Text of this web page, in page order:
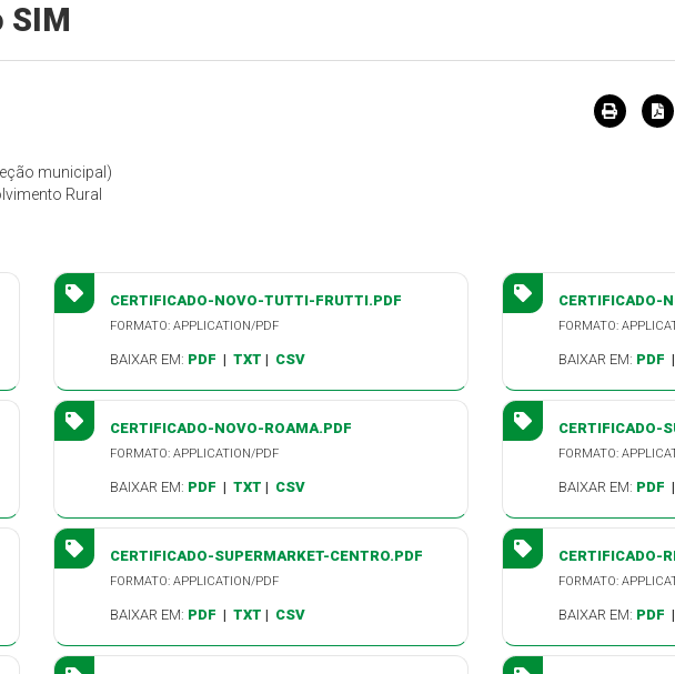
SIM
municipal)
Rural
CERTIFICADO-NOVO-TUTTI-FRUTTI.PDF
FORMATO: APPLICATION/PDF
BAIXAR EM: PDF |TXT | CSV
CERTIFICADO-
FORMATO:
BAIXAR EM: PDF |
CERTIFICADO-NOVO-ROAMA.PDF
FORMATO: APPLICATION/PDF
BAIXAR EM: PDF |TXT | CSV
CERTIFICADO-
FORMATO:
BAIXAR EM: PDF |
CERTIFICADO-SUPERMARKET-CENTRO.PDF
FORMATO: APPLICATION/PDF
BAIXAR EM: PDF |TXT | CSV
CERTIFICADO-
FORMATO:
BAIXAR EM: PDF |